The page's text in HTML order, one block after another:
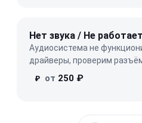
Нет звука / Не
Аудиосистема не
драйверы, проверим
₽ от 250 ₽